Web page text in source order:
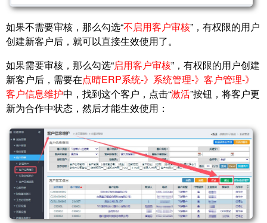
如果不需要审核，那么勾选“不启用客户审核”，有权限的用户
创建新客户后，就可以直接生效使用了。
如果需要审核，那么勾选“启用客户审核”，有权限的用户创建
新客户后，需要在点晴ERP系统-》系统管理-》客户管理-》
客户信息维护中，找到这个客户，点击“激活”按钮，将客户更
新为合作中状态，然后才能生效使用：